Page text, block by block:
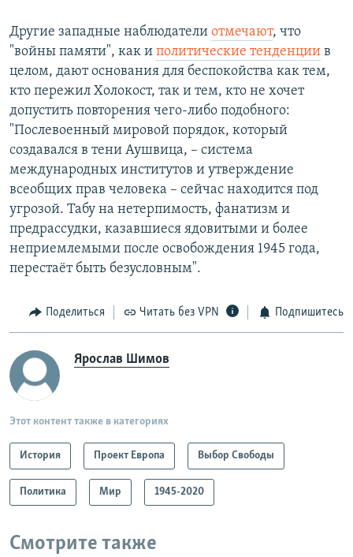
Другие западные наблюдатели отмечают, что
"войны памяти", как и политические тенденции в
целом, дают основания для беспокойства как тем,
кто пережил Холокост, так и тем, кто не хочет
допустить повторения чего-либо подобного:
"Послевоенный мировой порядок, который
создавался в тени Аушвица, – система
международных институтов и утверждение
всеобщих прав человека – сейчас находится под
угрозой. Табу на нетерпимость, фанатизм и
предрассудки, казавшиеся ядовитыми и более
неприемлемыми после освобождения 1945 года,
перестаёт быть безусловным".
Поделиться Читать без VPN Подпишитесь
Ярослав Шимов
Этот контент также в категориях
История Проект Европа Выбор Свободы
Политика Мир 1945-2020
Смотрите также